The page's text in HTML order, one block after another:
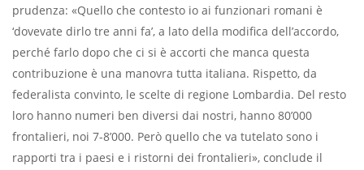
prudenza: «Quello che contesto io ai funzionari romani è
‘dovevate dirlo tre anni fa’, a lato della modifica dell’accordo,
perché farlo dopo che ci si è accorti che manca questa
contribuzione è una manovra tutta italiana. Rispetto, da
federalista convinto, le scelte di regione Lombardia. Del resto
loro hanno numeri ben diversi dai nostri, hanno 80’000
frontalieri, noi 7-8’000. Però quello che va tutelato sono i
rapporti tra i paesi e i ristorni dei frontalieri», conclude il